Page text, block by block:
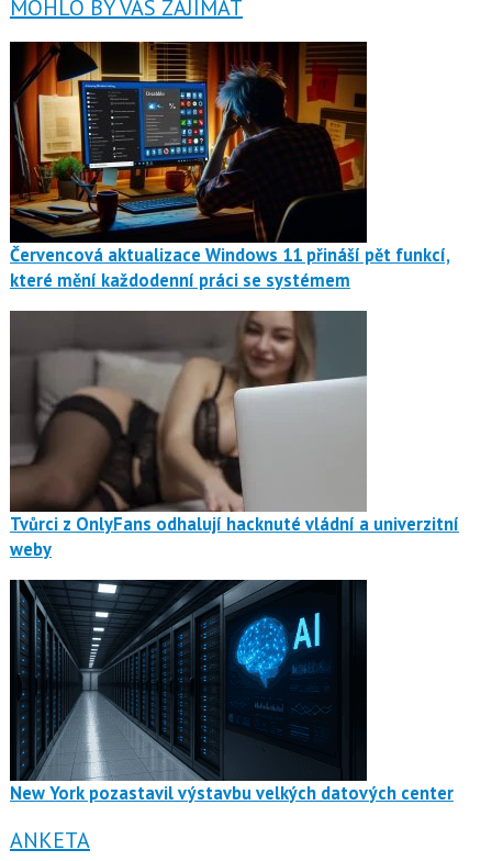
MOHLO BY VÁS ZAJÍMAT
Červencová aktualizace Windows 11 přináší pět funkcí,
které mění každodenní práci se systémem
Tvůrci z OnlyFans odhalují hacknuté vládní a univerzitní
weby
New York pozastavil výstavbu velkých datových center
ANKETA